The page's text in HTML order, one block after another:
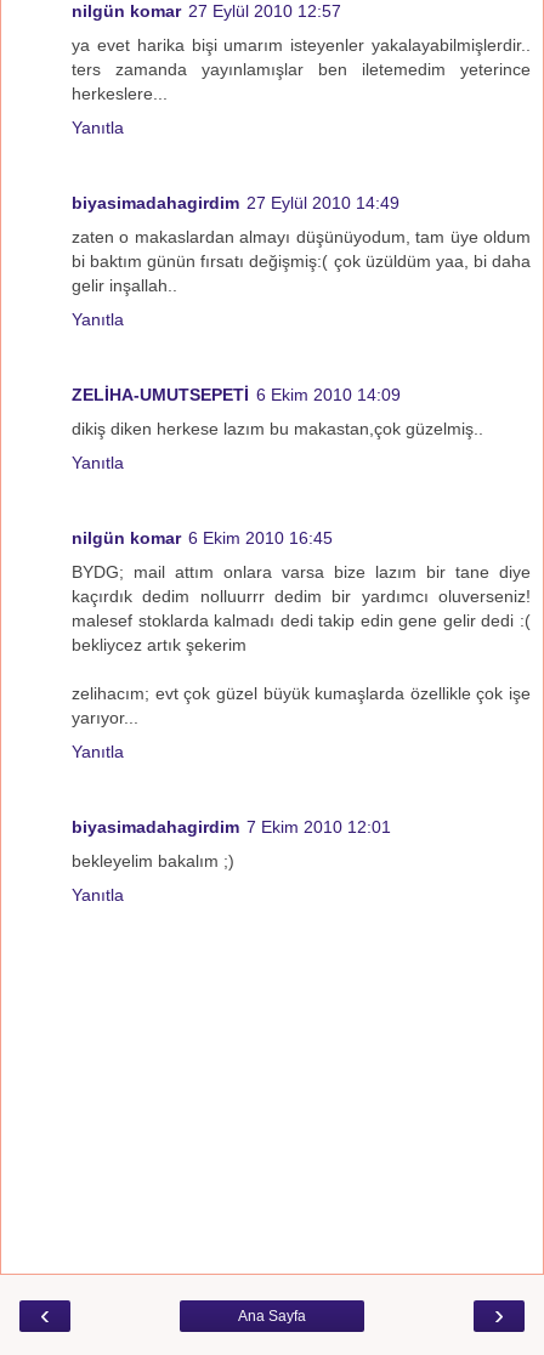
nilgün komar 27 Eylül 2010 12:57
ya evet harika bişi umarım isteyenler yakalayabilmişlerdir..
ters zamanda yayınlamışlar ben iletemedim yeterince
herkeslere...
Yanıtla
biyasimadahagirdim 27 Eylül 2010 14:49
zaten o makaslardan almayı düşünüyodum, tam üye oldum
bi baktım günün fırsatı değişmiş:( çok üzüldüm yaa, bi daha
gelir inşallah..
Yanıtla
ZELİHA-UMUTSEPETİ 6 Ekim 2010 14:09
dikiş diken herkese lazım bu makastan,çok güzelmiş..
Yanıtla
nilgün komar 6 Ekim 2010 16:45
BYDG; mail attım onlara varsa bize lazım bir tane diye
kaçırdık dedim nolluurrr dedim bir yardımcı oluverseniz!
malesef stoklarda kalmadı dedi takip edin gene gelir dedi :(
bekliycez artık şekerim
zelihacım; evt çok güzel büyük kumaşlarda özellikle çok işe
yarıyor...
Yanıtla
biyasimadahagirdim 7 Ekim 2010 12:01
bekleyelim bakalım ;)
Yanıtla
‹ ›
Ana Sayfa